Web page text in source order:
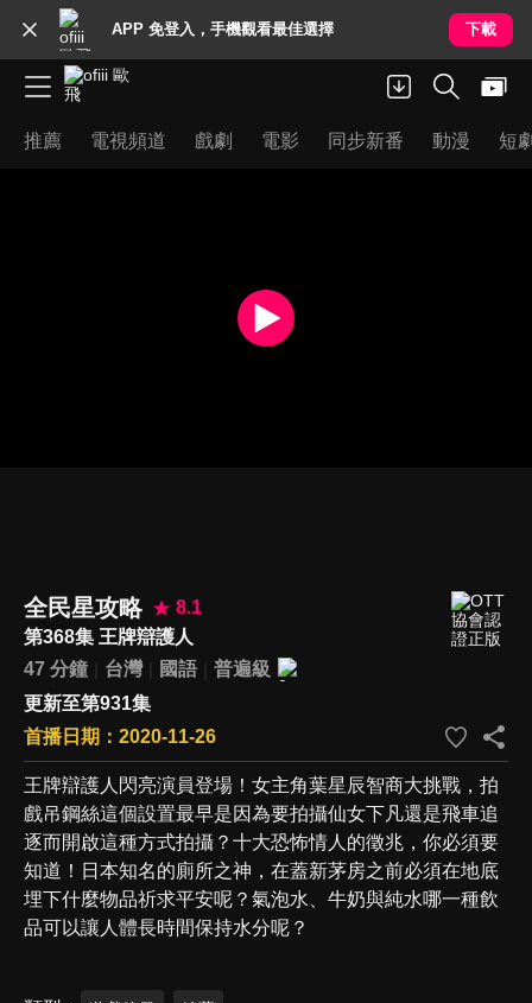
APP 免登入，手機觀看最佳選擇 下載
推薦 電視頻道 戲劇 電影 同步新番 動漫 短
全民星攻略
8.1
第368集 王牌辯護人
47 分鐘
台灣 國語
普遍級
更新至第931集
首播日期：2020-11-26
王牌辯護人閃亮演員登場！女主角葉星辰智商大挑戰，拍
戲吊鋼絲這個設置最早是因為要拍攝仙女下凡還是飛車追
逐而開啟這種方式拍攝？十大恐怖情人的徵兆，你必須要
知道！日本知名的廁所之神，在蓋新茅房之前必須在地底
埋下什麼物品祈求平安呢？氣泡水、牛奶與純水哪一種飲
品可以讓人體長時間保持水分呢？